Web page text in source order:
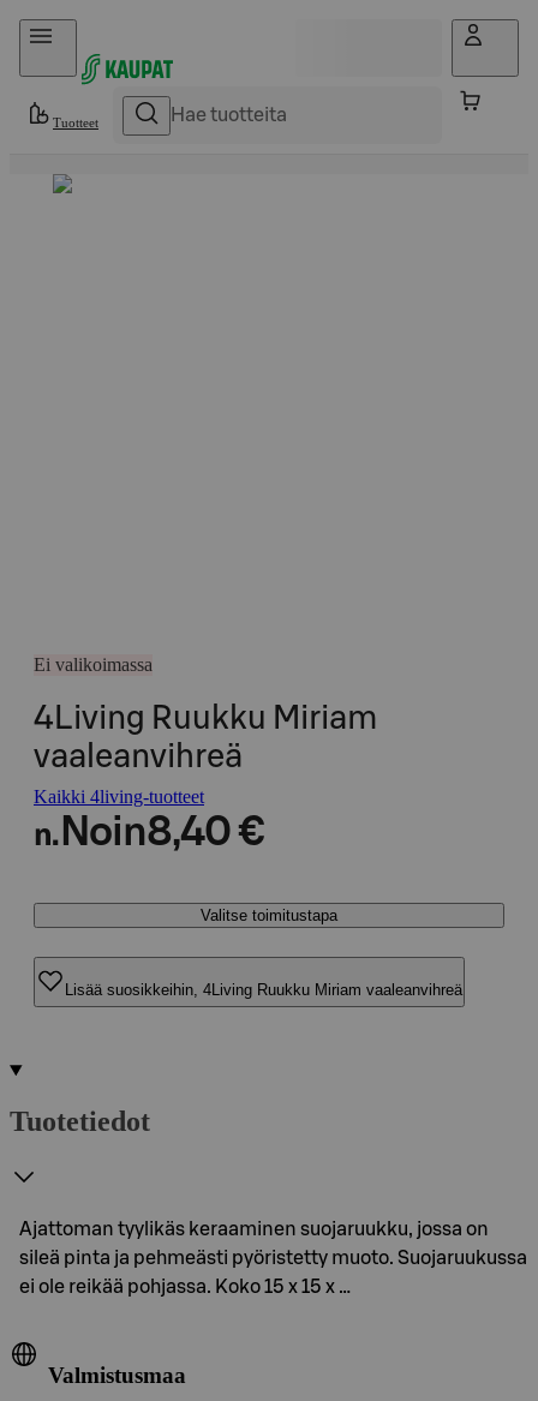
Hyppää sisältöön
Tuotteet
Ei valikoimassa
4Living Ruukku Miriam
vaaleanvihreä
Kaikki 4living-tuotteet
n. Noin8,40 €
Valitse toimitustapa
Lisää suosikkeihin, 4Living Ruukku Miriam vaaleanvihreä
Tuotetiedot
Ajattoman tyylikäs keraaminen suojaruukku, jossa on
sileä pinta ja pehmeästi pyöristetty muoto. Suojaruukussa
ei ole reikää pohjassa. Koko 15 x 15 x …
Valmistusmaa